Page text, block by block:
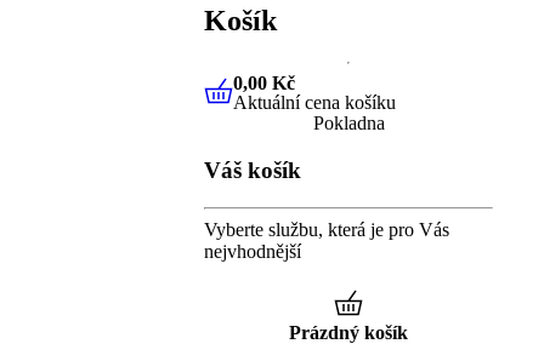
Košík
0,00 KčAktuální cena košíku
0,00 Kč
Aktuální cena košíku
Pokladna
Váš košík
Vyberte službu, která je pro Vás
nejvhodnější
Prázdný košík